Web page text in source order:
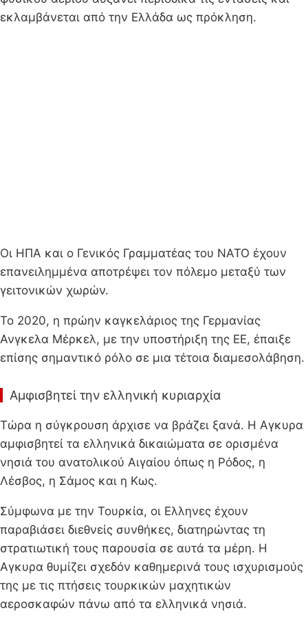
εκλαμβάνεται από την Ελλάδα ως πρόκληση.
Οι ΗΠΑ και ο Γενικός Γραμματέας του ΝΑΤΟ έχουν
επανειλημμένα αποτρέψει τον πόλεμο μεταξύ των
γειτονικών χωρών.
Το 2020, η πρώην καγκελάριος της Γερμανίας
Ανγκελα Μέρκελ, με την υποστήριξη της ΕΕ, έπαιξε
επίσης σημαντικό ρόλο σε μια τέτοια διαμεσολάβηση.
Αμφισβητεί την ελληνική κυριαρχία
Τώρα η σύγκρουση άρχισε να βράζει ξανά. Η Αγκυρα
αμφισβητεί τα ελληνικά δικαιώματα σε ορισμένα
νησιά του ανατολικού Αιγαίου όπως η Ρόδος, η
Λέσβος, η Σάμος και η Κως.
Σύμφωνα με την Τουρκία, οι Ελληνες έχουν
παραβιάσει διεθνείς συνθήκες, διατηρώντας τη
στρατιωτική τους παρουσία σε αυτά τα μέρη. Η
Αγκυρα θυμίζει σχεδόν καθημερινά τους ισχυρισμούς
της με τις πτήσεις τουρκικών μαχητικών
αεροσκαφών πάνω από τα ελληνικά νησιά.